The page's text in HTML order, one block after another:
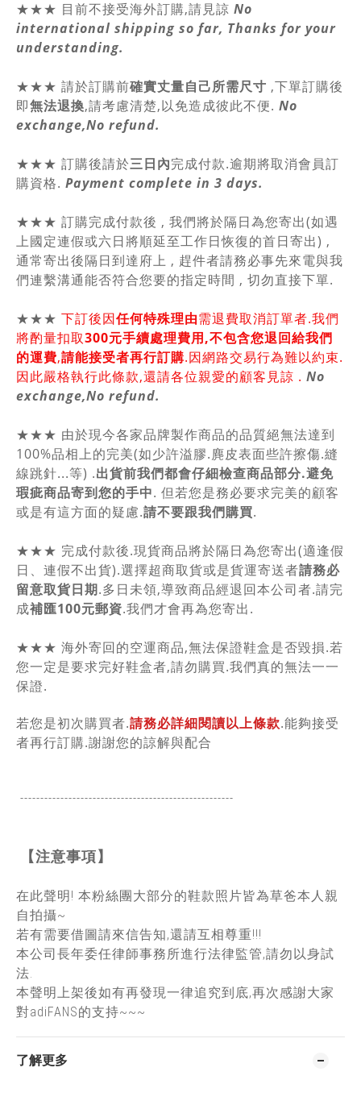
★★★ 目前不接受海外訂購,請見諒 No
international shipping so far, Thanks for your
understanding.
★★★ 請於訂購前確實丈量自己所需尺寸 ,下單訂購後
即無法退換,請考慮清楚,以免造成彼此不便. No
exchange,No refund.
★★★ 訂購後請於三日內完成付款.逾期將取消會員訂
購資格. Payment complete in 3 days.
★★★ 訂購完成付款後 , 我們將於隔日為您寄出(如遇
上國定連假或六日將順延至工作日恢復的首日寄出) ,
通常寄出後隔日到達府上 , 趕件者請務必事先來電與我
們連繫溝通能否符合您要的指定時間 , 切勿直接下單.
★★★ 下訂後因任何特殊理由需退費取消訂單者.我們
將酌量扣取300元手續處理費用,不包含您退回給我們
的運費,請能接受者再行訂購.因網路交易行為難以約束.
因此嚴格執行此條款,還請各位親愛的顧客見諒 . No
exchange,No refund.
★★★ 由於現今各家品牌製作商品的品質絕無法達到
100%品相上的完美(如少許溢膠.麂皮表面些許擦傷.縫
線跳針...等) .出貨前我們都會仔細檢查商品部分.避免
瑕疵商品寄到您的手中. 但若您是務必要求完美的顧客
或是有這方面的疑慮.請不要跟我們購買.
★★★ 完成付款後.現貨商品將於隔日為您寄出(適逢假
日、連假不出貨).選擇超商取貨或是貨運寄送者請務必
留意取貨日期.多日未領,導致商品經退回本公司者.請完
成補匯100元郵資.我們才會再為您寄出.
★★★ 海外寄回的空運商品,無法保證鞋盒是否毀損.若
您一定是要求完好鞋盒者,請勿購買.我們真的無法一一
保證.
若您是初次購買者.請務必詳細閱讀以上條款.能夠接受
者再行訂購.謝謝您的諒解與配合
-----------------------------------------------------
【注意事項】
在此聲明! 本粉絲團大部分的鞋款照片皆為草爸本人親
自拍攝~
若有需要借圖請來信告知,還請互相尊重!!!
本公司長年委任律師事務所進行法律監管,請勿以身試
法.
本聲明上架後如有再發現一律追究到底,再次感謝大家
對adiFANS的支持~~~
了解更多